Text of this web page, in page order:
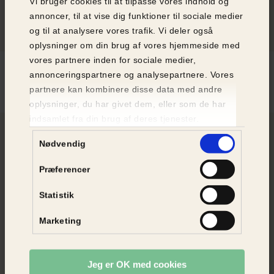
annoncer, til at vise dig funktioner til sociale medier
og til at analysere vores trafik. Vi deler også
oplysninger om din brug af vores hjemmeside med
vores partnere inden for sociale medier,
annonceringspartnere og analysepartnere. Vores
partnere kan kombinere disse data med andre
oplysninger, du har givet dem, eller som de har
Nødvendig
Præferencer
Statistik
Marketing
Jeg er OK med cookies